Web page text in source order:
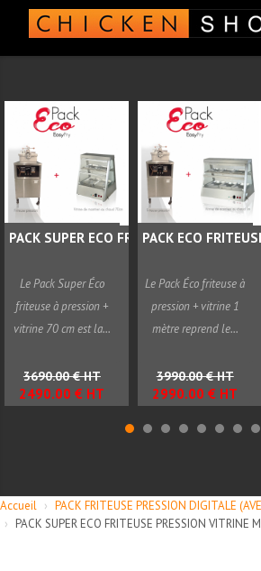
PACK SUPER ECO FRITEUSE...
Le Pack Super Éco
friteuse à pression +
vitrine 70 cm est la...
3690.00 € HT
2490.00 € HT
PACK ECO
Le Pack Éco friteuse à
pression + vitrine 1
mètre reprend le...
3990.00 € HT
2990.00 € HT
Accueil › PACK FRITEUSE PRESSION DIGITALE
› PACK SUPER ECO FRITEUSE PRESSION